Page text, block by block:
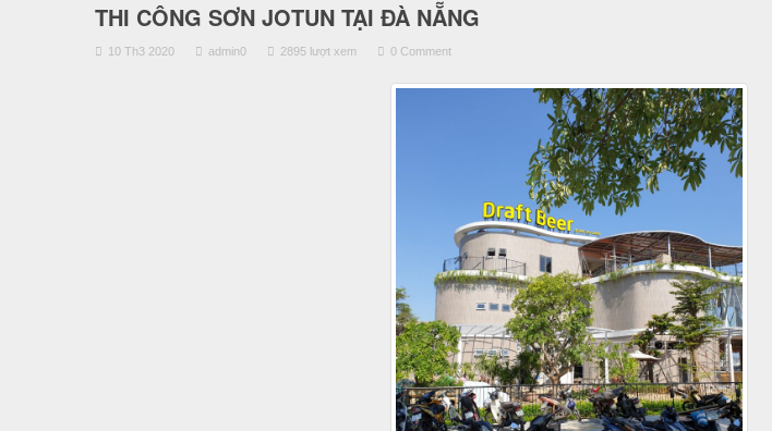
THI CÔNG SƠN JOTUN TẠI ĐÀ NẴNG
10 Th3 2020 admin0 2895 lượt xem 0 Comment